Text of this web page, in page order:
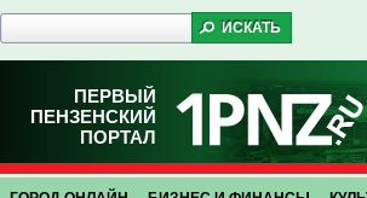
ПЕРВЫЙ
ПЕНЗЕНСКИЙ
ПОРТАЛ